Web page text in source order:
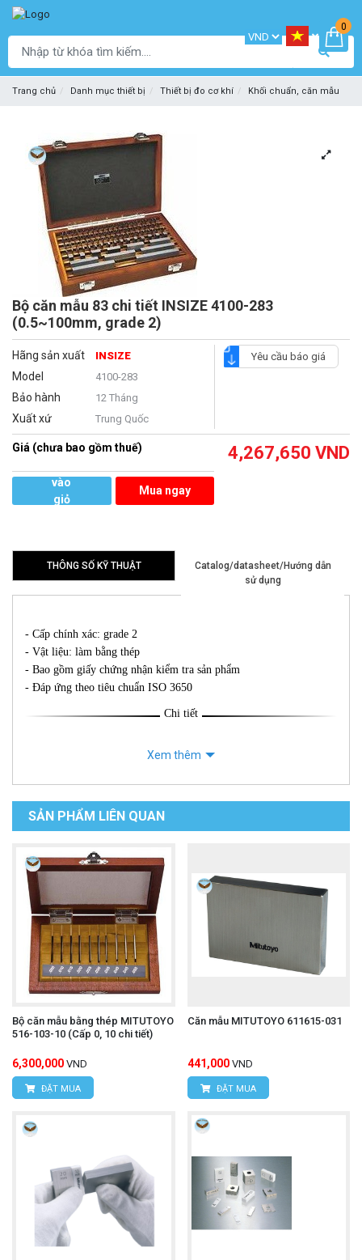
0
Trang chủ Danh mục thiết bị Thiết bị đo cơ khí Khối chuẩn, căn mẫu
Bộ căn mẫu 83 chi tiết INSIZE 4100-283
(0.5~100mm, grade 2)
Hãng sản xuất INSIZE
Model 4100-283
Bảo hành 12 Tháng
Xuất xứ Trung Quốc
Yêu cầu báo giá
Giá (chưa bao gồm thuế) 4,267,650 VND
vào
giỏ
Mua ngay
THÔNG SỐ KỸ THUẬT
Catalog/datasheet/Hướng dẫn
sử dụng
- Cấp chính xác: grade 2
- Vật liệu: làm bằng thép
- Bao gồm giấy chứng nhận kiểm tra sản phẩm
- Đáp ứng theo tiêu chuẩn ISO 3650
Chi tiết
Xem thêm
SẢN PHẨM LIÊN QUAN
Bộ căn mẫu bằng thép MITUTOYO
516-103-10 (Cấp 0, 10 chi tiết)
6,300,000 VND
ĐẶT MUA
Căn mẫu MITUTOYO 611615-031
441,000 VND
ĐẶT MUA